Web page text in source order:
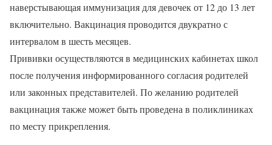
наверстывающая иммунизация для девочек от 12 до 13 лет
включительно. Вакцинация проводится двукратно с
интервалом в шесть месяцев.
Прививки осуществляются в медицинских кабинетах школ
после получения информированного согласия родителей
или законных представителей. По желанию родителей
вакцинация также может быть проведена в поликлиниках
по месту прикрепления.